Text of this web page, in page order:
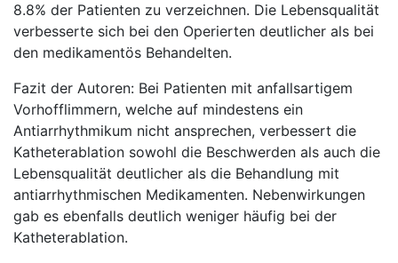
8.8% der Patienten zu verzeichnen. Die Lebensqualität
verbesserte sich bei den Operierten deutlicher als bei
den medikamentös Behandelten.
Fazit der Autoren: Bei Patienten mit anfallsartigem
Vorhofflimmern, welche auf mindestens ein
Antiarrhythmikum nicht ansprechen, verbessert die
Katheterablation sowohl die Beschwerden als auch die
Lebensqualität deutlicher als die Behandlung mit
antiarrhythmischen Medikamenten. Nebenwirkungen
gab es ebenfalls deutlich weniger häufig bei der
Katheterablation.